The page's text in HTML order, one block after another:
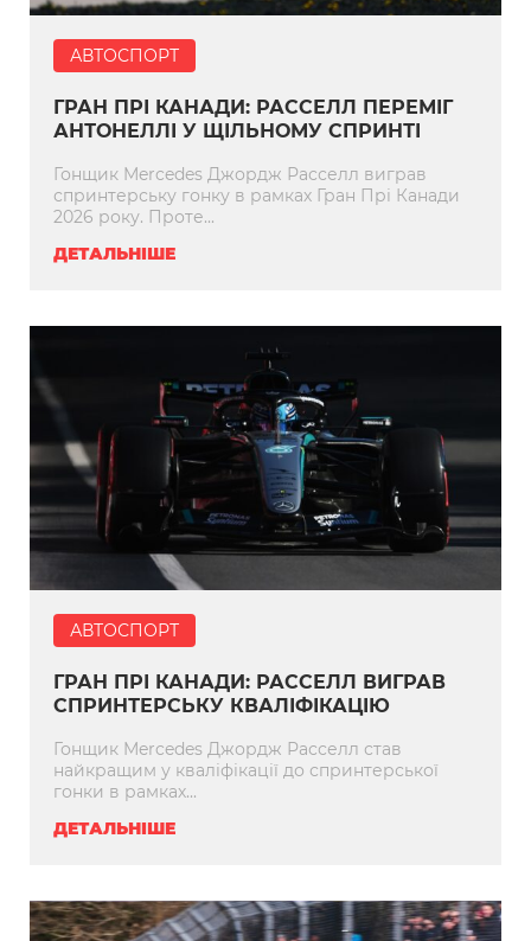
АВТОСПОРТ
ГРАН ПРІ КАНАДИ: РАССЕЛЛ ПЕРЕМІГ
АНТОНЕЛЛІ У ЩІЛЬНОМУ СПРИНТІ
Гонщик Mercedes Джордж Расселл виграв
спринтерську гонку в рамках Гран Прі Канади
2026 року. Проте...
ДЕТАЛЬНІШЕ
АВТОСПОРТ
ГРАН ПРІ КАНАДИ: РАССЕЛЛ ВИГРАВ
СПРИНТЕРСЬКУ КВАЛІФІКАЦІЮ
Гонщик Mercedes Джордж Расселл став
найкращим у кваліфікації до спринтерської
гонки в рамках...
ДЕТАЛЬНІШЕ